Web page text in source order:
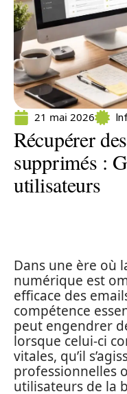
21 mai 2026
Récupérer
supprimés :
utilisateurs
Dans une ère où
numérique est
efficace des
compétence
peut engendrer
lorsque celui-ci
vitales, qu’il
professionnelles
utilisateurs de la